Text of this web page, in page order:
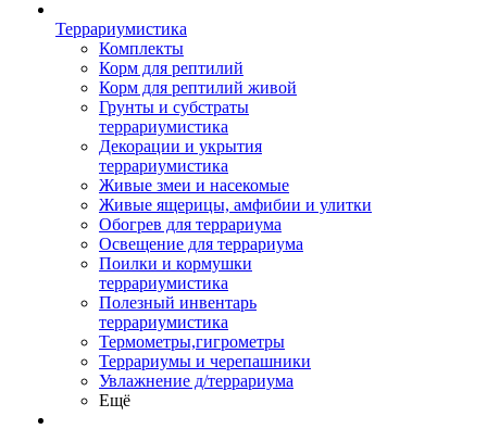
Террариумистика
Комплекты
Корм для рептилий
Корм для рептилий живой
Грунты и субстраты
террариумистика
Декорации и укрытия
террариумистика
Живые змеи и насекомые
Живые ящерицы, амфибии и улитки
Обогрев для террариума
Освещение для террариума
Поилки и кормушки
террариумистика
Полезный инвентарь
террариумистика
Термометры,гигрометры
Террариумы и черепашники
Увлажнение д/террариума
Ещё